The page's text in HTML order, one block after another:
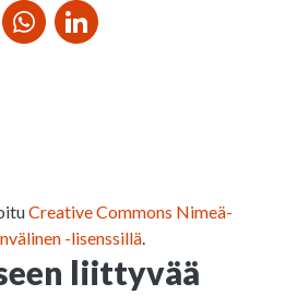
Creative Commons Nimeä-
-lisenssillä
liittyvää